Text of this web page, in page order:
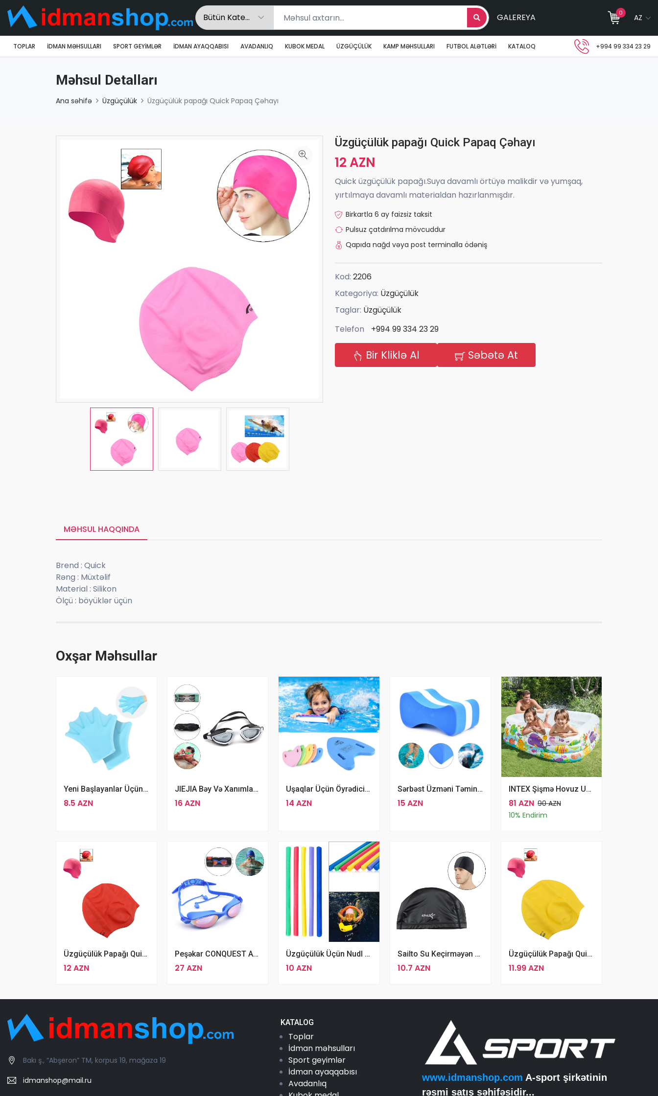
GALEREYA 0
AZ
TOPLAR İDMAN MƏHSULLARI SPORT GEYIMLƏR İDMAN AYAQQABISI AVADANLIQ KUBOK MEDAL ÜZGÜÇÜLÜK KAMP MƏHSULLARI FUTBOL ALƏTLƏRI KATALOQ +994 99 334 23 29
Məhsul Detalları
Ana səhifə Üzgüçülük Üzgüçülük papağı Quick Papaq Çəhayı
Üzgüçülük papağı Quick Papaq Çəhayı
12 AZN
Quick üzgüçülük papağı.Suya davamlı örtüyə malikdir və yumşaq,
yırtılmaya davamlı materialdan hazırlanmışdır.
Birkartla 6 ay faizsiz taksit
Pulsuz çatdırılma mövcuddur
Qapıda nağd vəya post terminalla ödəniş
Kod: 2206
Kategoriya: Üzgüçülük
Taglar: Üzgüçülük
Telefon
+994 99 334 23 29
Bir Kliklə Al Səbətə At
MƏHSUL HAQQINDA
Brend : Quick
Rəng : Müxtəlif
Material : Silikon
Ölçü : böyüklər üçün
Oxşar Məhsullar
Yeni Başlayanlar Üçün Asan Üzməyə Kömək Edən Silikon Üzgüçülük Əlcəyi
8.5 AZN
JIEJIA Bəy Və Xanımlar Üçün Qara Rengli Şəffaf Üzgüçülük Eynəyi
16 AZN
Uşaqlar Üçün Öyrədici Tutacaqlı Conquest Üzgüçülük Təlim Lövhəsi
14 AZN
Sərbəst Üzməni Təmin Edən EVA Suya Davamlı Köpük Plitə Üzgüçülük Üçün Piltə
15 AZN
INTEX Şişmə Hovuz Uşaqlar Üçün Aquarium Şişmə Bağ Hovuzu Akvarium 159*50 Sm
81 AZN 90 AZN
10% Endirim
Üzgüçülük Papağı Quick, Qulaqlı, Qırmızı
12 AZN
Peşəkar CONQUEST Anti Fog UV 380 Üzgüçülük Eynəyi 01
27 AZN
Üzgüçülük Üçün Nudl Aspo Rengbərəng Çeşiddə
10 AZN
Sailto Su Keçirməyən Parça Üzgücülük Papağı
10.7 AZN
Üzgüçülük Papağı Quick Papaq Sarı
11.99 AZN
Bakı ş., “Abşeron” TM, korpus 19, mağaza 19
idmanshop@mail.ru
KATALOG
Toplar
İdman məhsulları
Sport geyimlər
İdman ayaqqabısı
Avadanlıq
www.idmanshop.com A-sport şirkətinin
rəsmi satış səhifəsidir...